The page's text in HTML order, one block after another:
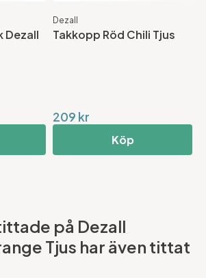
Dezall
Dezall
Takkopp Röd Chili Tjus
209 kr
Köp
på Dezall
Tjus har även tittat